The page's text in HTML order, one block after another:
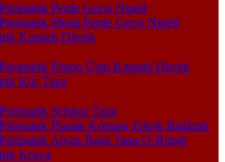
Pnömatik Perde Geçiş Nipeli
Pnömatik Metal Perde Geçiş Nipeli
Kısmalı Dirsek
Pnömatik Piston Üstü Kısmalı Dirsek
Kör Tapa
Pnömatik Setskur Tapa
Pnömatik Plastik Körtapa Erkek Bağlantı
Pnömatik Alyan Başlı Tapa O-Ringli
Kruva